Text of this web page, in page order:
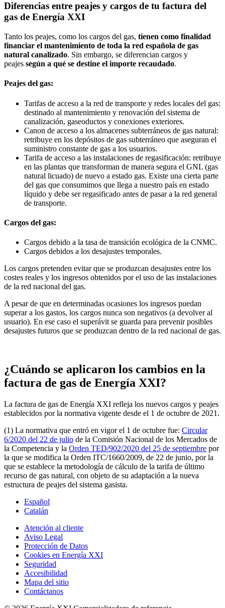
Diferencias entre peajes y cargos de tu factura del
gas de Energía XXI
Tanto los peajes, como los cargos del gas, tienen como finalidad
financiar el mantenimiento de toda la red española de gas
natural canalizado. Sin embargo, se diferencian cargos y
peajes según a qué se destine el importe recaudado.
Peajes del gas:
Tarifas de acceso a la red de transporte y redes locales del gas:
destinado al mantenimiento y renovación del sistema de
canalización, gaseoductos y conexiones exteriores.
Canon de acceso a los almacenes subterráneos de gas natural:
retribuye en los depósitos de gas subterráneo que aseguran el
suministro constante de gas a los usuarios.
Tarifa de acceso a las instalaciones de regasificación: retribuye
en las plantas que transforman de manera segura el GNL (gas
natural licuado) de nuevo a estado gas. Existe una cierta parte
del gas que consumimos que llega a nuestro país en estado
líquido y debe ser regasificado antes de pasar a la red general
de transporte.
Cargos del gas:
Cargos debido a la tasa de transición ecológica de la CNMC.
Cargos debidos a los desajustes temporales.
Los cargos pretenden evitar que se produzcan desajustes entre los
costes reales y los ingresos obtenidos por el uso de las instalaciones
de la red nacional del gas.
A pesar de que en determinadas ocasiones los ingresos puedan
superar a los gastos, los cargos nunca son negativos (a devolver al
usuario). En ese caso el superávit se guarda para prevenir posibles
desajustes futuros que se produzcan dentro de la red nacional de gas.
¿Cuándo se aplicaron los cambios en la
factura de gas de Energía XXI?
La factura de gas de Energía XXI refleja los nuevos cargos y peajes
establecidos por la normativa vigente desde el 1 de octubre de 2021.
(1) La normativa que entró en vigor el 1 de octubre fue: Circular
6/2020 del 22 de julio de la Comisión Nacional de los Mercados de
la Competencia y la Orden TED/902/2020 del 25 de septiembre por
la que se modifica la Orden ITC/1660/2009, de 22 de junio, por la
que se establece la metodología de cálculo de la tarifa de último
recurso de gas natural, con objeto de su adaptación a la nueva
estructura de peajes del sistema gasista.
Español
Catalán
Atención al cliente
Aviso Legal
Protección de Datos
Cookies en Energía XXI
Seguridad
Accesibilidad
Mapa del sitio
Contáctanos